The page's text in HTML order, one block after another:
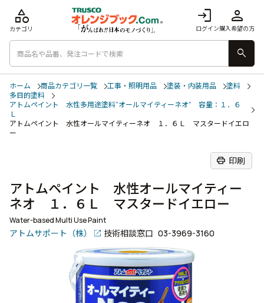
login
ログイン
person
購入希望の方
category
カテゴリ
search
ホーム 商品カテゴリ一覧 工事・照明用品 塗装・内装用品
塗料
多目的塗料
アトムペイント 水性多用途塗料“オールマイティーネオ” 容量：１．６
Ｌ
アトムペイント 水性オールマイティーネオ １．６Ｌ マスタードイエロ
ー
print 印刷
アトムペイント 水性オールマイティー
ネオ １．６Ｌ マスタードイエロー
Water-based Multi Use Paint
アトムサポート（株） 技術相談窓口 03-3969-3160